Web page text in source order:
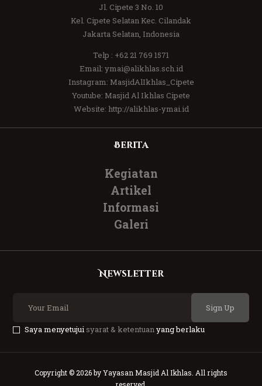
Jl. Cipete 3 No. 10
Kel. Cipete Selatan Kec. Cilandak
Jakarta Selatan, Indonesia
Telp : +62 21 769 1571
Email: ymai@alikhlas.sch.id
Instagram: MasjidAlIkhlas_Cipete
Youtube: Masjid Al Ikhlas Cipete
Website: http://alikhlas-ymai.id
Berita
Kegiatan
Artikel
Informasi
Galeri
Newsletter
Sign Up
Saya menyetujuisyarat & ketentuanyang berlaku
Copyright © 2026 by Yayasan Masjid Al Ikhlas. All rights